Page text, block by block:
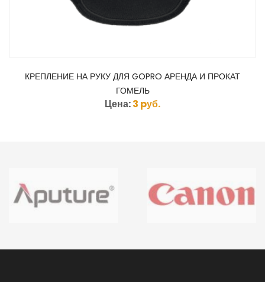
КРЕПЛЕНИЕ НА РУКУ ДЛЯ GOPRO АРЕНДА И ПРОКАТ
ГОМЕЛЬ
Цена:3 pуб.